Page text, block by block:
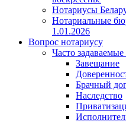
Нотариусы
Нотариальные
1.01.2026
Вопрос нотариусу
Часто
Завещание
Брачный
Наследство